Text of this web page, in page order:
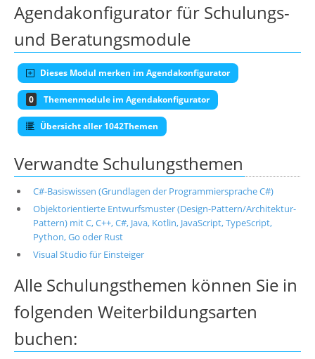
Agendakonfigurator für Schulungs-
und Beratungsmodule
Dieses Modul merken im Agendakonfigurator
0 Themenmodule im Agendakonfigurator
Übersicht aller 1042Themen
Verwandte Schulungsthemen
C#-Basiswissen (Grundlagen der Programmiersprache C#)
Objektorientierte Entwurfsmuster (Design-Pattern/Architektur-
Pattern) mit C, C++, C#, Java, Kotlin, JavaScript, TypeScript,
Python, Go oder Rust
Visual Studio für Einsteiger
Alle Schulungsthemen können Sie in
folgenden Weiterbildungsarten
buchen: